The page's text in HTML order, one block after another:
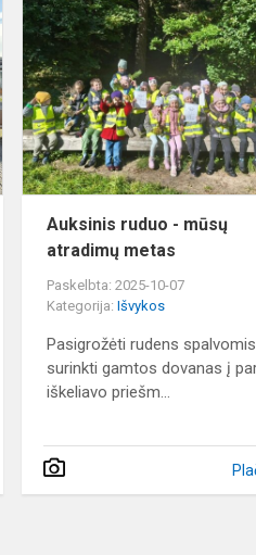
klasės
netradicinė
diena
–
pažintis
su
šiuolaikiniu
Auksinis ruduo - mūsų
atradimų metas
Paskelbta: 2025-10-07
Kategorija:Išvykos
Pasigrožėti rudens
surinkti gamtos dovanas į
iškeliavo priešm...